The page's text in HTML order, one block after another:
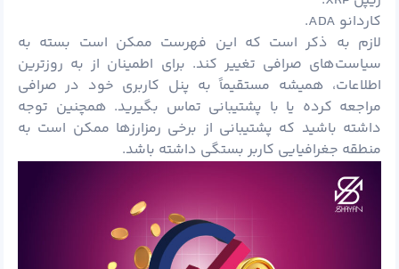
کاردانو ADA.
لازم به ذکر است که این فهرست ممکن است بسته به
سیاست‌های صرافی تغییر کند. برای اطمینان از به ‌روزترین
اطلاعات، همیشه مستقیماً به پنل کاربری خود در صرافی
مراجعه کرده یا با پشتیبانی تماس بگیرید. همچنین توجه
داشته باشید که پشتیبانی از برخی رمزارزها ممکن است به
منطقه جغرافیایی کاربر بستگی داشته باشد.